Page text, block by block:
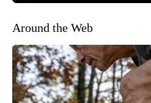
Around the Web